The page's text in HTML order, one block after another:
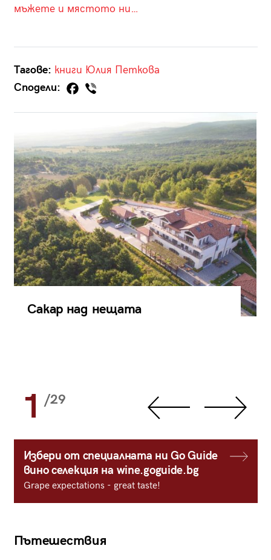
мъжете и мястото ни…
Тагове: книги Юлия Петкова
Сподели:
Сакар над нещата
1 /29
Избери от специалната ни Go Guide
вино селекция на wine.goguide.bg
Grape expectations - great taste!
Пътешествия